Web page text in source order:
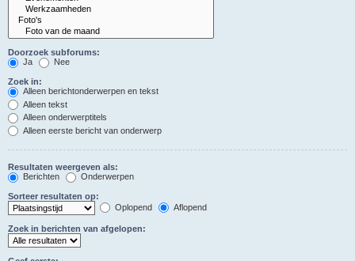
Doorzoek subforums:
Ja
Nee
Zoek in:
Alleen berichtonderwerpen en tekst
Alleen tekst
Alleen onderwerptitels
Alleen eerste bericht van onderwerp
Resultaten weergeven als:
Berichten
Onderwerpen
Sorteer resultaten op:
Oplopend
Aflopend
Zoek in berichten van afgelopen: